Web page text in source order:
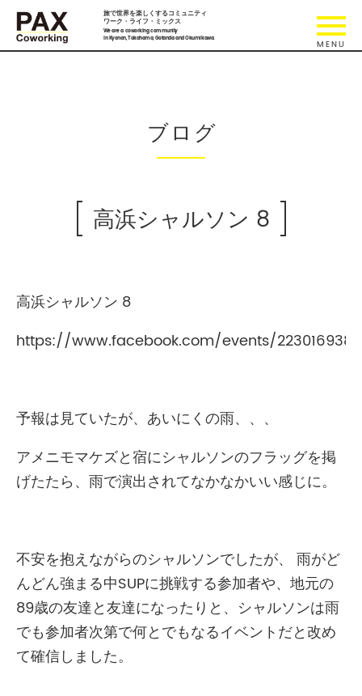
旅で世界を楽しくするコミュニティ
ワーク・ライフ・ミックス
We are a coworking community
in Kyonan, Takahama, Gotanda and Okumikawa.
ブログ
高浜シャルソン 8
高浜シャルソン 8
https://www.facebook.com/events/
予報は見ていたが、あいにくの雨、、、
アメニモマケズと宿にシャルソンのフラッグを掲
げたたら、雨で演出されてなかなかいい感じに。
不安を抱えながらのシャルソンでしたが、 雨がど
んどん強まる中SUPに挑戦する参加者や、地元の
89歳の友達と友達になったりと、シャルソンは雨
でも参加者次第で何とでもなるイベントだと改め
て確信しました。